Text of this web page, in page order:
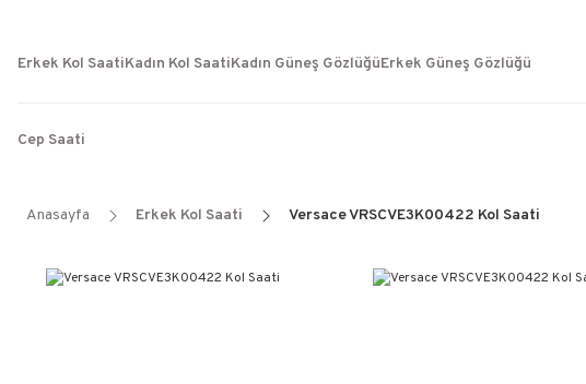
Erkek Kol SaatiKadın Kol SaatiKadın Güneş GözlüğüErkek Güneş Gözlüğü
Cep Saati
Anasayfa Erkek Kol Saati Versace VRSCVE3K00422 Kol Saati